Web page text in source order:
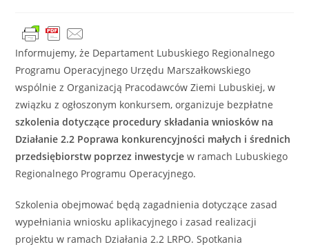
Informujemy, że Departament Lubuskiego Regionalnego
Programu Operacyjnego Urzędu Marszałkowskiego
wspólnie z Organizacją Pracodawców Ziemi Lubuskiej, w
związku z ogłoszonym konkursem, organizuje bezpłatne
szkolenia dotyczące procedury składania wniosków na
Działanie 2.2 Poprawa konkurencyjności małych i średnich
przedsiębiorstw poprzez inwestycje w ramach Lubuskiego
Regionalnego Programu Operacyjnego.
Szkolenia obejmować będą zagadnienia dotyczące zasad
wypełniania wniosku aplikacyjnego i zasad realizacji
projektu w ramach Działania 2.2 LRPO. Spotkania